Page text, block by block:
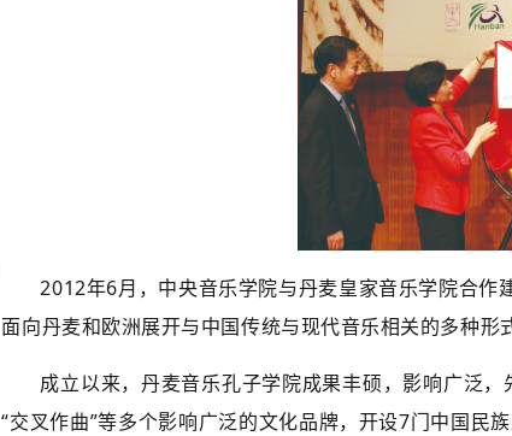
2012年6月，中央音乐学院与丹麦皇家音乐学院合作
面向丹麦和欧洲展开与中国传统与现代音乐相关的多种形
成立以来，丹麦音乐孔子学院成果丰硕，影响广泛，
“交叉作曲”等多个影响广泛的文化品牌，开设7门中国民